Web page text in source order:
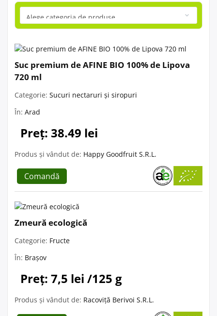
Suc premium de AFINE BIO 100% de Lipova
720 ml
Categorie: Sucuri nectaruri și siropuri
În: Arad
Preț: 38.49 lei
Produs și vândut de: Happy Goodfruit S.R.L.
Comandă
Zmeură ecologică
Categorie: Fructe
În: Brașov
Preț: 7,5 lei /125 g
Produs și vândut de: Racoviță Berivoi S.R.L.